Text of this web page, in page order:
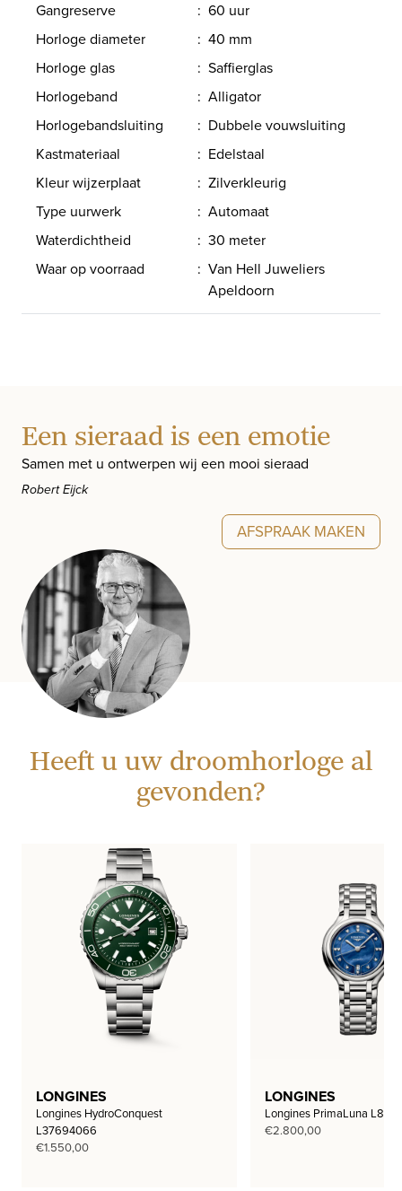
Gangreserve : 60 uur
Horloge diameter
: 40 mm
Horloge glas
: Saffierglas
Horlogeband
: Alligator
Horlogebandsluiting
: Dubbele vouwsluiting
Kastmateriaal
: Edelstaal
Kleur wijzerplaat
: Zilverkleurig
Type uurwerk
: Automaat
Waterdichtheid
: 30 meter
Waar op voorraad
: Van Hell Juweliers
Apeldoorn
Een sieraad is een emotie
Samen met u ontwerpen wij een mooi sieraad
Robert Eijck
AFSPRAAK MAKEN
Heeft u uw droomhorloge al
gevonden?
LONGINES
Longines HydroConquest
L37694066
€1.550,00
LONGINES
Longines PrimaLuna
€2.800,00